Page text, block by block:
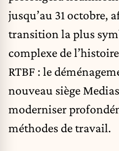
jusqu’au 31 octobre,
transition la plus
complexe de
RTBF : le
nouveau siège
moderniser
méthodes de travail.